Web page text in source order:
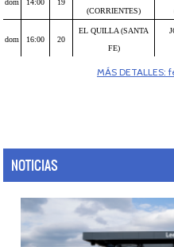
dom 14:00 19
(CORRIENTES)
dom 16:00 20
EL QUILLA (SANTA
FE)
MÁS DETALLES:
NOTICIAS